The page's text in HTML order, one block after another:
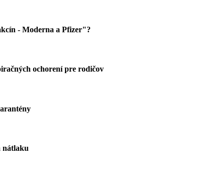
- Moderna a Pfizer"?
ochorení pre rodičov
nátlaku